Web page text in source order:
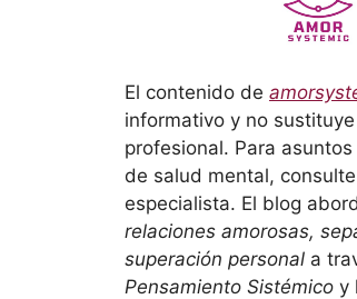
El contenido de
informativo y no
profesional. Para
de salud mental,
especialista. El blog
relaciones amorosas,
superación personal a
Pensamiento Sistémico y